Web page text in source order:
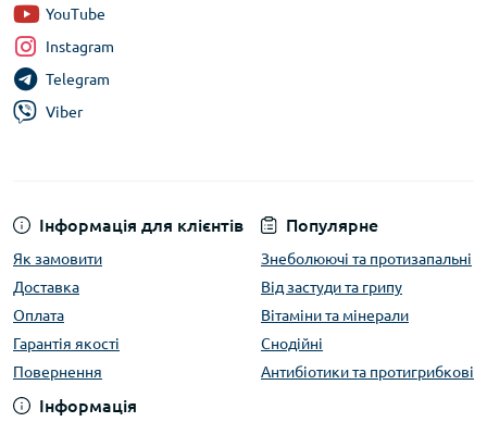
Інформація для клієнтів
Як замовити
Доставка
Оплата
Гарантія якості
Повернення
Популярне
Знеболюючі та протизапальні
Від застуди та грипу
Вітаміни та мінерали
Снодійні
Антибіотики та протигрибкові
Інформація
YouTube
Instagram
Telegram
Viber